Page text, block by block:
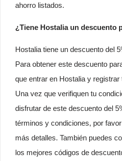
ahorro listados.
¿Tiene Hostalia un descuento
Hostalia tiene un descuento del
Para obtener este descuento
que entrar en Hostalia y
Una vez que verifiquen tu
disfrutar de este descuento del
términos y condiciones, por
más detalles. También puedes
los mejores códigos de